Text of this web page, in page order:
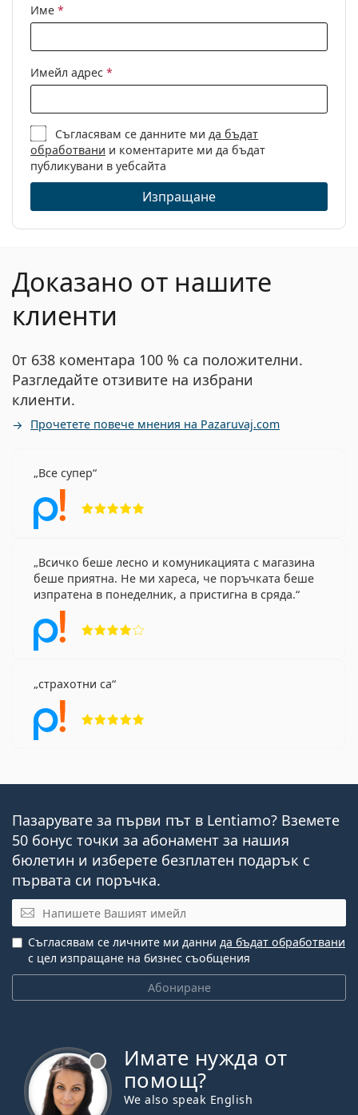
Име *
Имейл адрес *
Съгласявам се данните ми да бъдат
обработвани и коментарите ми да бъдат
публикувани в уебсайта
Изпращане
Доказано от нашите
клиенти
0т 638 коментара 100 % са положителни.
Разгледайте отзивите на избрани
клиенти.
Прочетете повече мнения на Pazaruvaj.com
Все супер
Всичко беше лесно и комуникацията с магазина
беше приятна. Не ми хареса, че поръчката беше
изпратена в понеделник, а пристигна в сряда.
страхотни са
Пазарувате за първи път в Lentiamo? Вземете
50 бонус точки за абонамент за нашия
бюлетин и изберете безплатен подарък с
първата си поръчка.
Имейл
Абониране
Съгласявам се личните ми данни да бъдат обработвани
с цел изпращане на бизнес съобщения
Имате нужда от
помощ?
We also speak English